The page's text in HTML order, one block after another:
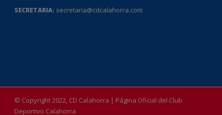
SECRETARIA: secretaria@cdcalahorra.com
© Copyright 2022, CD Calahorra | Página Oficial del Club
Deportivo Calahorra